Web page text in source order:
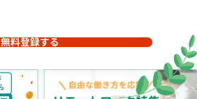
無料登録する